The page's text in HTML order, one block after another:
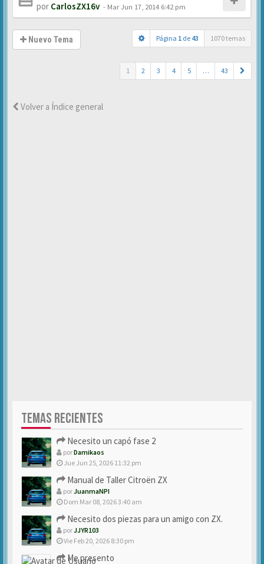
por CarlosZX16v - Mar Jun 17, 2014 6:42 pm
Nuevo Tema Página 1 de 43 1070 temas
1 2 3 4 5 … 43
Volver a Índice general
TEMAS RECIENTES
Necesito un capó fase 2
porDamikaos
Jue Jun 25, 2026 11:32 pm
Manual de Taller Citroën ZX
porJuanmaNPI
Dom Mar 08, 2026 3:40 am
Necesito dos piezas para un amigo con ZX.
porJJYR103
Vie Feb 20, 2026 8:30 pm
Me presento